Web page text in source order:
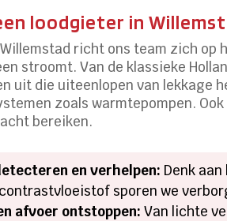
loodgieter in
richt ons team zich op
stroomt. Van de klassieke
uit die uiteenlopen van lekkage
zoals warmtepompen.
bereiken.
en verhelpen: Denk
sporen we
afvoer ontstoppen: Van lichte